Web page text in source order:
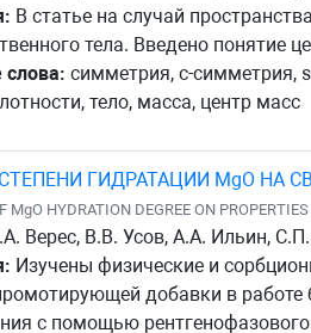
В статье на случай
тела. Введено понятие
симметрия, c-симметрия,
тело, масса, центр масс
ГИДРАТАЦИИ MgO НА
MgO HYDRATION DEGREE ON
Верес, В.В. Усов, А.А. Ильин,
Изучены физические и
добавки в
с помощью